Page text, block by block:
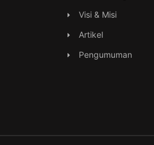
Visi & Misi
Artikel
Pengumuman